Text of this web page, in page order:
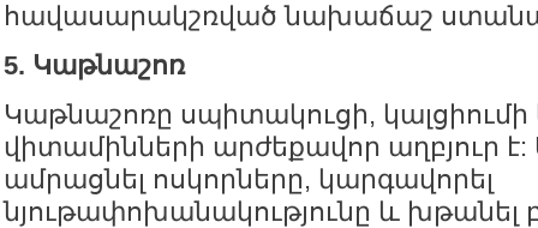
հավասարակշռված նախաճաշ
5. Կաթնաշոռ
Կաթնաշոռը սպիտակուցի, կալցիումի
վիտամինների արժեքավոր աղբյուր է:
ամրացնել ոսկորները, կարգավորել
նյութափոխանակությունը և խթանել